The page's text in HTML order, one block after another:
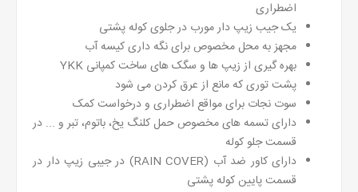
اضطراری
یک جیب زیپ دار مورب در جلوی کوله پشتی
مجهز به محل مخصوص برای نگه داری کیسه آب
بهره گیری از زیپ ها و سگک های ساخت کمپانی YKK
پشت توری که مانع از عرق کردن می شود
سوت نجات برای مواقع اضطراری و درخواست کمک
دارای تسمه های مخصوص حمل کلنگ یخ، باتوم، تبر و ... در
قسمت جلو کوله
دارای کاور ضد آب (RAIN COVER) در جیبی زیپ دار در
قسمت پایین کوله پشتی